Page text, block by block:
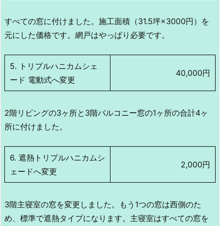
すべての窓に付けました。施工面積（31.5坪×3000円）を
元にした価格です。網戸はやっぱり必要です。
5. トリプルハニカムシェ
ード 電動式へ変更
40,000円
2階リビングの3ヶ所と3階バルコニー窓の1ヶ所の合計4ヶ
所に付けました。
6. 遮熱トリプルハニカムシ
ェードへ変更
2,000円
3階主寝室の窓を変更しました。もう1つの窓は西側のた
め、標準で遮熱タイプになります。主寝室はすべての窓を